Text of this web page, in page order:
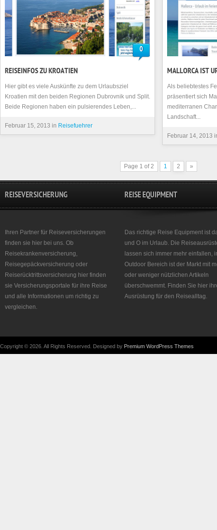
0
REISEINFOS ZU KROATIEN
Hier gibt es viele Auskünfte zu dem Urlaubsziel
Kroatien mit den beiden Regionen Dubrovnik und Split.
Beide Regionen haben ein pulsierendes Leben,...
Februar 15, 2013 in Reisefuehrer
MALLORCA IST
Als beliebtestes
präsentiert sich
mediterranen
Landschaft...
Februar 14, 2013
Page 1 of 2 1 2 »
REISEVERSICHERUNG
Ihren Partner für Reiseversicherungen
finden sie hier bei uns. Ob
Reisekrankenversicherung,
Reisegepäckversicherung oder
Reiserücktrittsversicherung hier finden
sie Versicherungsportale für ihre Reise
und alle Informationen um richtig zu
vergleichen.
REISE EQUIPMENT
Das richtige Reise Equipment ist
und O im Urlaub. Die
lassen sich immer mehr einfallen,
Outdoor Bereich ist der Markt mit
oder weniger nützlichen Artikeln
überschwemmt. Finden Sie hier
Ausrüstung für den Reisealltag.
Copyright © 2026. All Rights Reserved. Designed by Premium WordPress Themes